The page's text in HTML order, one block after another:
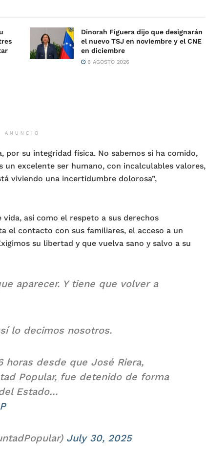
Dinorah Figuera dijo que designarán
el nuevo TSJ en noviembre y el CNE
en diciembre
6 AGOSTO 2026
ANUNCIO
por su integridad física. No sabemos si ha comido,
un excelente ser humano, con incalculables valores,
viviendo una incertidumbre dolorosa”,
así como el respeto a sus derechos
el contacto con sus familiares, el acceso a un
su libertad y que vuelva sano y salvo a su
aparecer. Y tiene que volver a
lo decimos nosotros.
horas desde que José Riera,
Popular, fue detenido de forma
Estado…
July 30, 2025